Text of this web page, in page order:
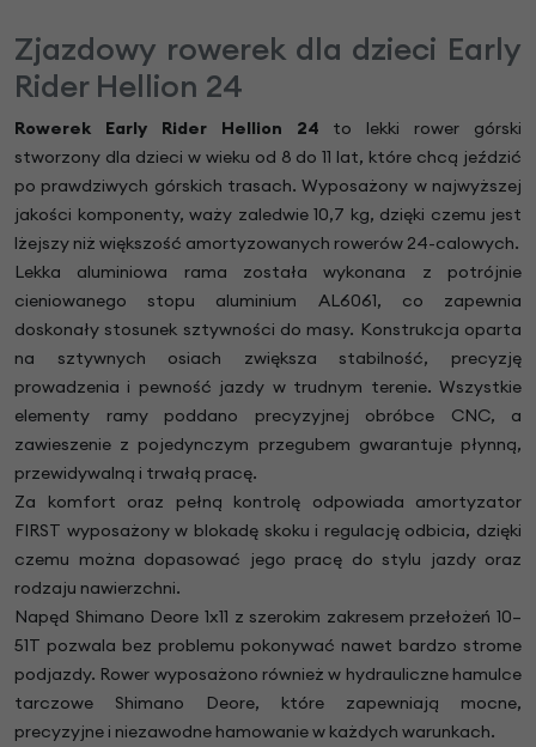
Zjazdowy rowerek dla dzieci Early
Rider Hellion 24
Rowerek Early Rider Hellion 24
to lekki rower górski
stworzony dla dzieci w wieku od 8 do 11 lat, które chcą jeździć
po prawdziwych górskich trasach. Wyposażony w najwyższej
jakości komponenty, waży zaledwie 10,7 kg, dzięki czemu jest
lżejszy niż większość amortyzowanych rowerów 24-calowych.
Lekka aluminiowa rama została wykonana z potrójnie
cieniowanego stopu aluminium AL6061, co zapewnia
doskonały stosunek sztywności do masy. Konstrukcja oparta
na sztywnych osiach zwiększa stabilność, precyzję
prowadzenia i pewność jazdy w trudnym terenie. Wszystkie
elementy ramy poddano precyzyjnej obróbce CNC, a
zawieszenie z pojedynczym przegubem gwarantuje płynną,
przewidywalną i trwałą pracę.
Za komfort oraz pełną kontrolę odpowiada amortyzator
FIRST wyposażony w blokadę skoku i regulację odbicia, dzięki
czemu można dopasować jego pracę do stylu jazdy oraz
rodzaju nawierzchni.
Napęd Shimano Deore 1x11 z szerokim zakresem przełożeń 10–
51T pozwala bez problemu pokonywać nawet bardzo strome
podjazdy. Rower wyposażono również w hydrauliczne hamulce
tarczowe Shimano Deore, które zapewniają mocne,
precyzyjne i niezawodne hamowanie w każdych warunkach.